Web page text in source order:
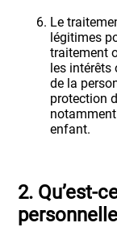
Le
légitimes
traitement
les intérêts
de la
protection
enfant.
2. Qu’est-
personnelle